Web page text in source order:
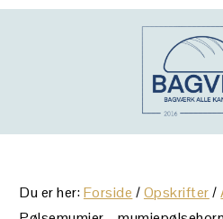
Gå
Skip
Gå
Du er her:Forside /Opskrifter /